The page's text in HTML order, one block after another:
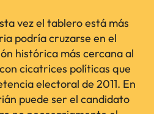
vez el tablero está más
podría cruzarse en el
histórica más cercana al
cicatrices políticas que
electoral de 2011. En
puede ser el candidato